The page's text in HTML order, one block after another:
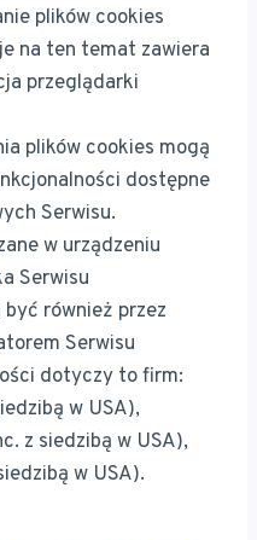
plików cookies
na ten temat zawiera
przeglądarki
plików cookies mogą
dostępne
Serwisu.
w urządzeniu
Serwisu
również przez
Serwisu
dotyczy to firm:
w USA),
z siedzibą w USA),
w USA).